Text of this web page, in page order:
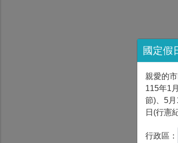
8月10日14:30至15:00防空演習行動網
大肚區清潔隊於115年8月25日(星期二
國定假
親愛的
115年1
節)、5
日(行憲
行政區：